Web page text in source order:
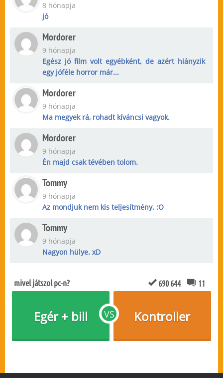
8 hónapja
jó
Mordorer
9 hónapja
Egész jó film volt egyébként, de azért hiányzik
egy jóféle horror már...
Mordorer
9 hónapja
Ma megyek rá, rohadt kíváncsi vagyok.
Mordorer
9 hónapja
Én majd csak tévében tolom.
Tommy
9 hónapja
Az mondjuk nem kis teljesítmény. :O
Tommy
9 hónapja
Nagyon hülye. xD
mivel játszol pc-n? 690 644 11
VS
Egér + bill Kontroller